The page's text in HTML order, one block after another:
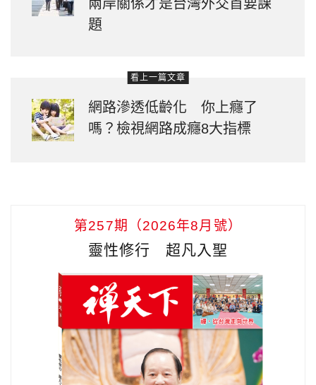
兩岸關係才是台灣外交首要課
題
看上一篇文章
網路滲透低齡化 你上癮了
嗎？檢視網路成癮8大指標
第257期（2026年8月號）
靈性修行 超凡入聖